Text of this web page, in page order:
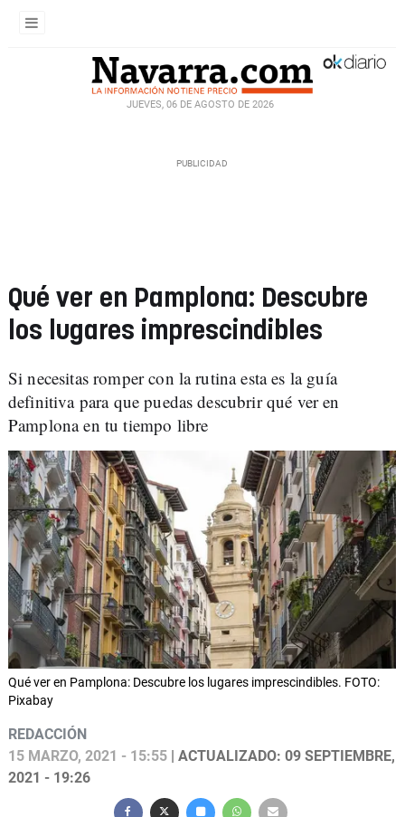
JUEVES, 06 DE AGOSTO DE 2026
Qué ver en Pamplona: Descubre
los lugares imprescindibles
Si necesitas romper con la rutina esta es la guía
definitiva para que puedas descubrir qué ver en
Pamplona en tu tiempo libre
Qué ver en Pamplona: Descubre los lugares imprescindibles. FOTO:
Pixabay
REDACCIÓN
15 MARZO, 2021 - 15:55 | ACTUALIZADO: 09 SEPTIEMBRE,
2021 - 19:26